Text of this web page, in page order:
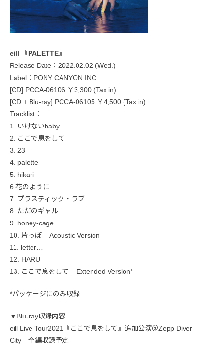
eill 『PALETTE』
Release Date：2022.02.02 (Wed.)
Label：PONY CANYON INC.
[CD] PCCA-06106 ￥3,300 (Tax in)
[CD + Blu-ray] PCCA-06105 ￥4,500 (Tax in)
Tracklist：
1. いけないbaby
2. ここで息をして
3. 23
4. palette
5. hikari
6.花のように
7. プラスティック・ラブ
8. ただのギャル
9. honey-cage
10. 片っぽ – Acoustic Version
11. letter…
12. HARU
13. ここで息をして – Extended Version*
*パッケージにのみ収録
▼Blu-ray収録内容
eill Live Tour2021『ここで息をして』追加公演＠Zepp Diver
City 全編収録予定